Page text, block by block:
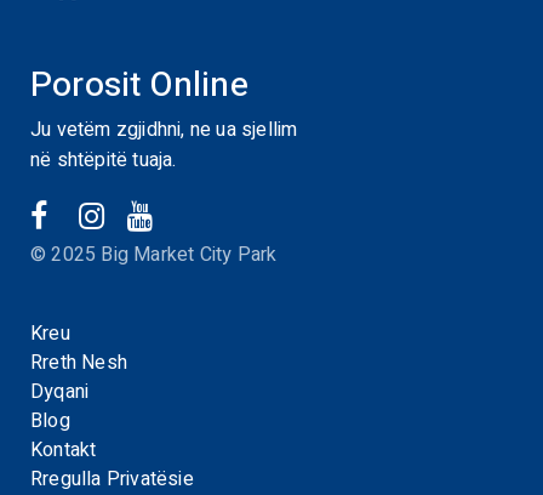
Porosit Online
Ju vetëm zgjidhni, ne ua sjellim
në shtëpitë tuaja.
© 2025 Big Market City Park
Kreu
Rreth Nesh
Dyqani
Blog
Kontakt
Rregulla Privatësie